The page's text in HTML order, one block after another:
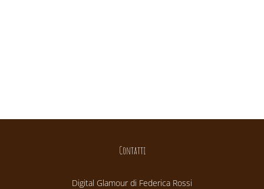
Contatti
Digital Glamour di Federica Rossi